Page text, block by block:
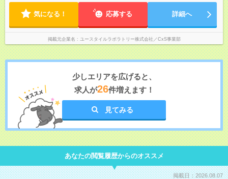
程度）
気になる！ 応募する 詳細へ
掲載元企業名 ユースタイルラボラトリー株式会社／CxS事業部
少しエリアを広げると、
求人が26件増えます！
見てみる
あなたの閲覧履歴からのオススメ
掲載日：2026.08.07